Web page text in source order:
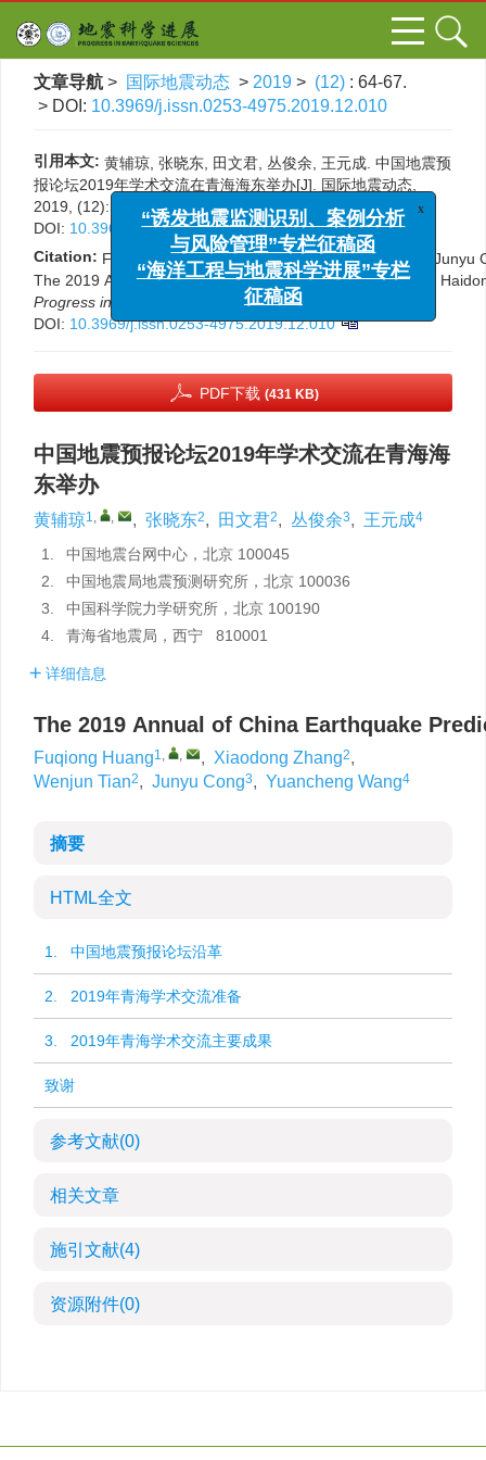
文章导航 > 国际地震动态 > 2019 > (12) : 64-67.
> DOI: 10.3969/j.issn.0253-4975.2019.12.010
引用本文: 黄辅琼, 张晓东, 田文君, 丛俊余, 王元成. 中国地震预
报论坛2019年学术交流在青海海东举办[J]. 国际地震动态,
2019, (12): 64-67.
DOI: 10.3969/j.issn.0253-4975.2019.12.010
Citation: Fuqiong Huang, Xiaodong Zhang, Wenjun Tian, Junyu
The 2019 Annual of China Earthquake Prediction Forum in
Progress in Earthquake Sciences, 2019, (12): 64-67.
DOI: 10.3969/j.issn.0253-4975.2019.12.010
PDF下载 (431 KB)
中国地震预报论坛2019年学术交流在青海海
东举办
黄辅琼1, , , 张晓东2, 田文君2, 丛俊余3, 王元成4
1.
中国地震台网中心，北京 100045
2.
中国地震局地震预测研究所，北京 100036
3.
中国科学院力学研究所，北京 100190
4.
青海省地震局，西宁 810001
详细信息
The 2019 Annual of China Earthquake
Fuqiong Huang1, , , Xiaodong Zhang2,
Wenjun Tian2, Junyu Cong3, Yuancheng Wang4
摘要
HTML全文
1. 中国地震预报论坛沿革
2. 2019年青海学术交流准备
3. 2019年青海学术交流主要成果
致谢
参考文献(0)
相关文章
施引文献(4)
资源附件(0)
“诱发地震监测识别、案例分析
与风险管理”专栏征稿函
“海洋工程与地震科学进展”专栏
征稿函